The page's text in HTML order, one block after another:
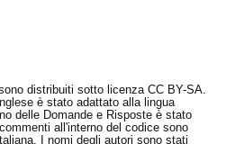
distribuiti sotto licenza CC BY-SA.
è stato adattato alla lingua
delle Domande e Risposte è stato
all'interno del codice sono
I nomi degli autori sono stati